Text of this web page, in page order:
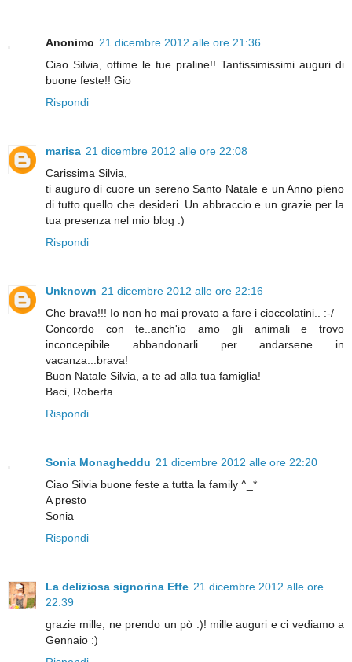
Anonimo 21 dicembre 2012 alle ore 21:36
Ciao Silvia, ottime le tue praline!! Tantissimissimi auguri di
buone feste!! Gio
Rispondi
marisa 21 dicembre 2012 alle ore 22:08
Carissima Silvia,
ti auguro di cuore un sereno Santo Natale e un Anno pieno
di tutto quello che desideri. Un abbraccio e un grazie per la
tua presenza nel mio blog :)
Rispondi
Unknown 21 dicembre 2012 alle ore 22:16
Che brava!!! Io non ho mai provato a fare i cioccolatini.. :-/
Concordo con te..anch'io amo gli animali e trovo
inconcepibile abbandonarli per andarsene in
vacanza...brava!
Buon Natale Silvia, a te ad alla tua famiglia!
Baci, Roberta
Rispondi
Sonia Monagheddu 21 dicembre 2012 alle ore 22:20
Ciao Silvia buone feste a tutta la family ^_*
A presto
Sonia
Rispondi
La deliziosa signorina Effe 21 dicembre 2012 alle ore
22:39
grazie mille, ne prendo un pò :)! mille auguri e ci vediamo a
Gennaio :)